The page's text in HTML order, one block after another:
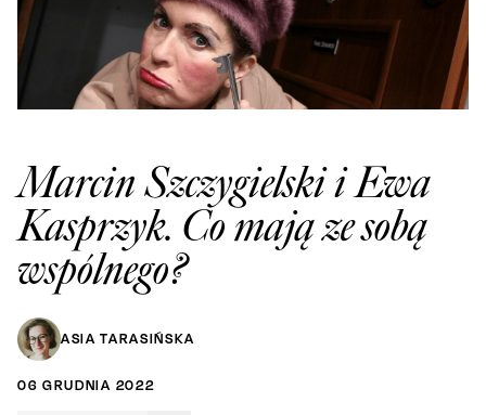
Marcin Szczygielski i Ewa
Kasprzyk. Co mają ze sobą
wspólnego?
ASIA TARASIŃSKA
06 GRUDNIA 2022